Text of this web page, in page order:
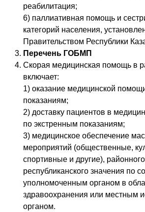
реабилитация;
6) паллиативная помощь и
категорий населения,
Правительством Республики
Перечень ГОБМП
Скорая медицинская помощь в
включает:
1) оказание медицинской
показаниям;
2) доставку пациентов в
по экстренным показаниям;
3) медицинское обеспечение
мероприятий (общественные,
спортивные и другие),
республиканского значения по
уполномоченным органом в
здравоохранения или местным
органом.